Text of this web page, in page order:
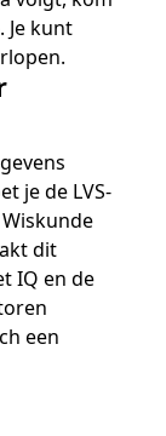
Je kunt
je de LVS-
dit
IQ en de
een